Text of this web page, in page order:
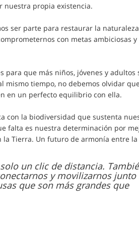
nuestra propia existencia.
ser parte para restaurar la
con metas ambiciosas y
para que más niños, jóvenes y adultos
mismo tiempo, no debemos olvidar que
en un perfecto equilibrio con ella.
con la biodiversidad que sustenta
falta es nuestra determinación por
la Tierra. Un futuro de armonía entre la
un clic de distancia.
y movilizarnos junto
que son más grandes que